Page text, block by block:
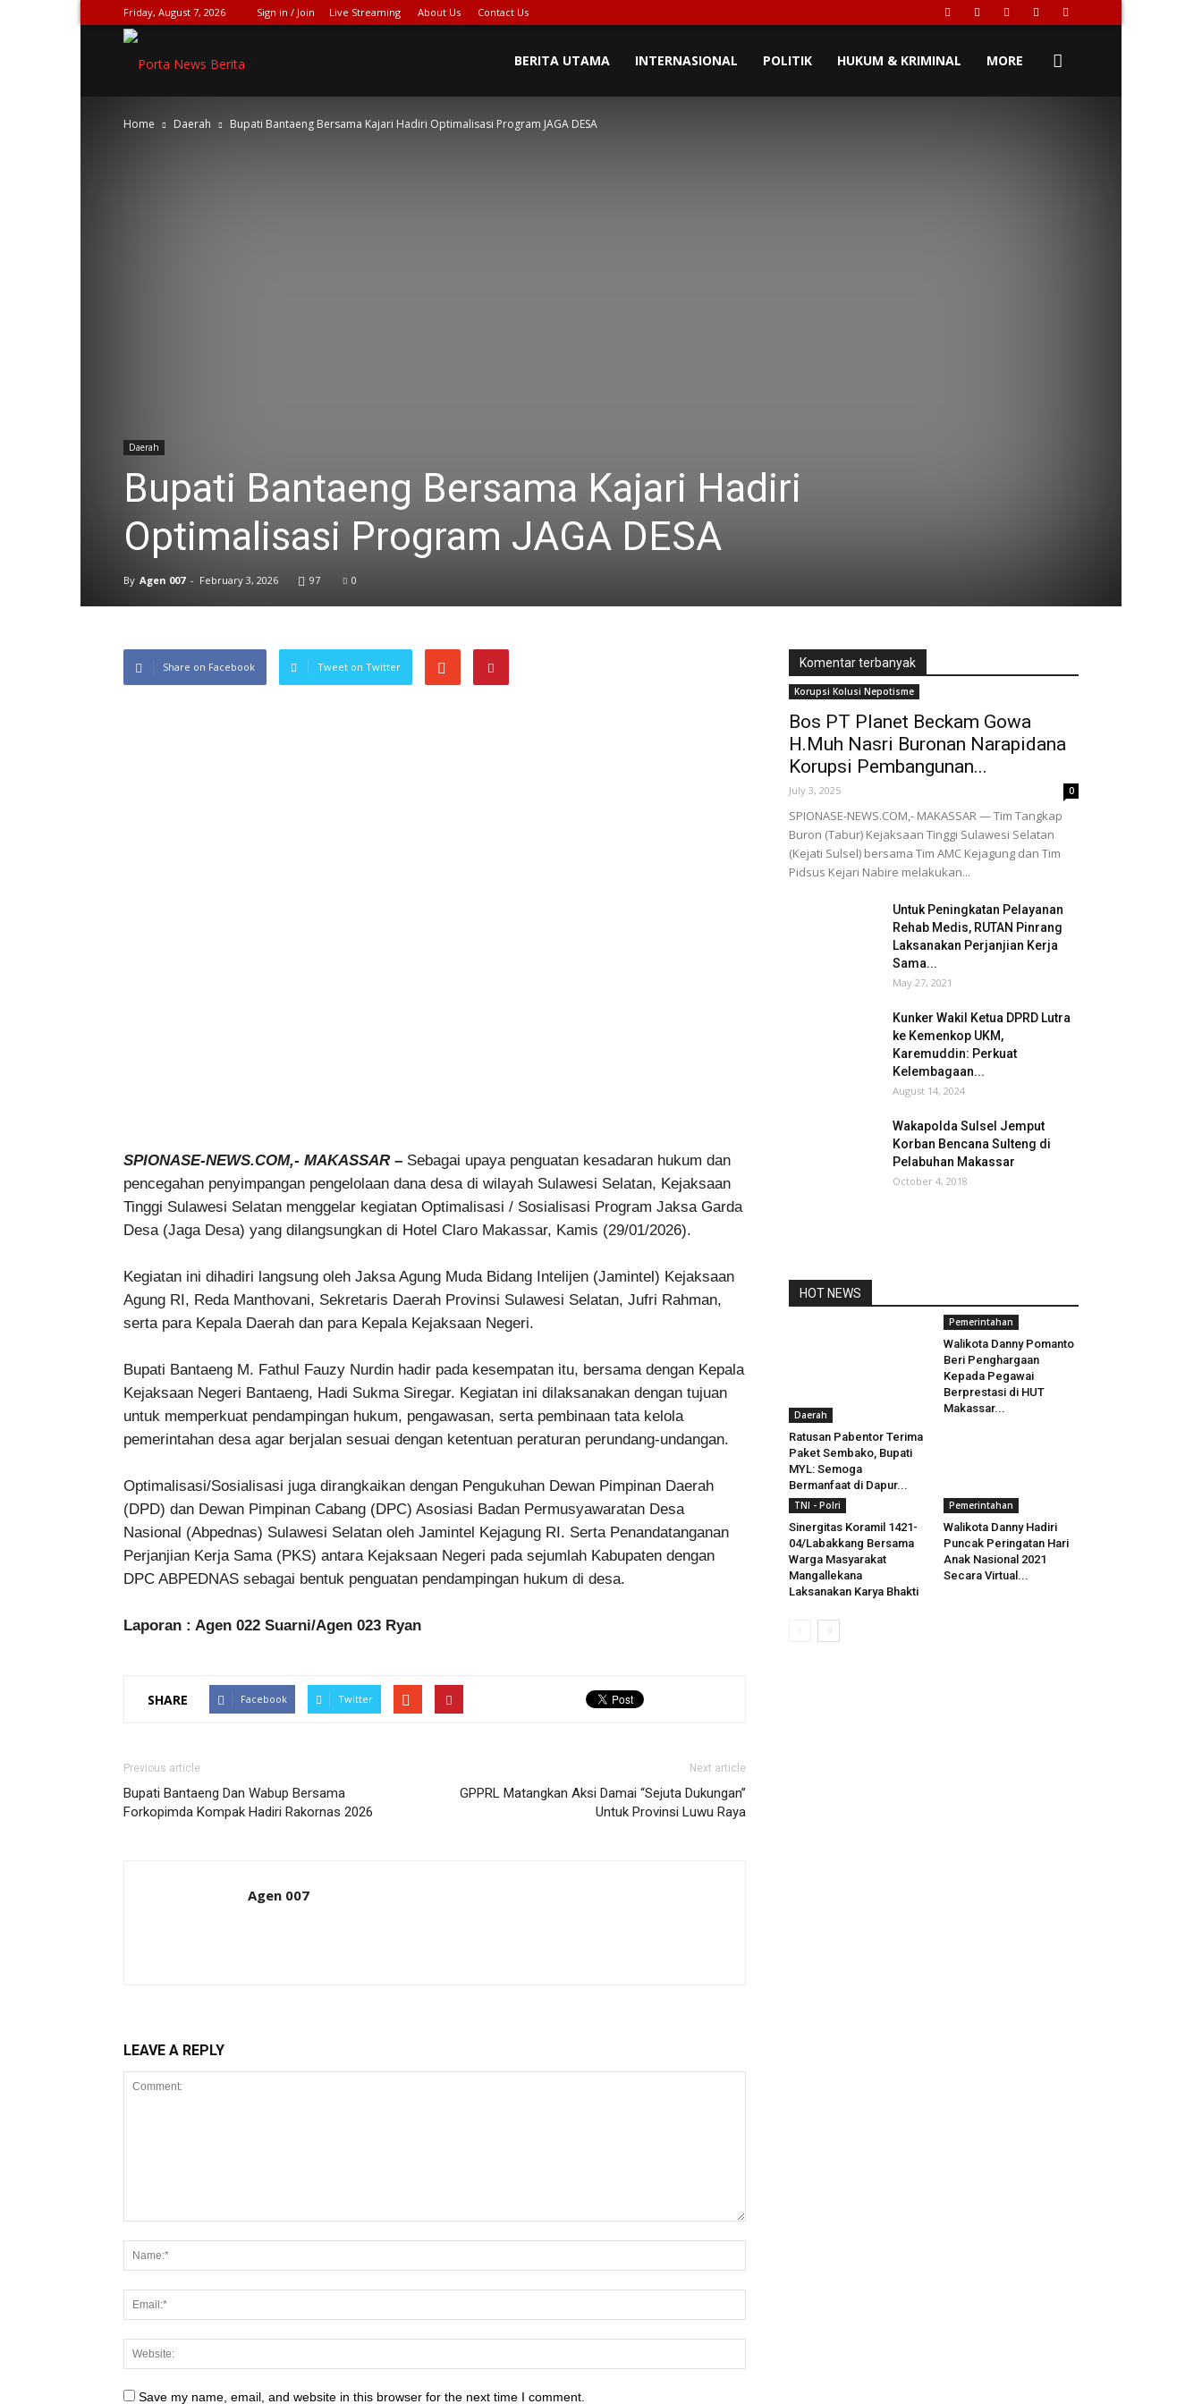
Friday, August 7, 2026 Sign in / Join Live Streaming About Us Contact Us
NEWS[DOT]COM
BERITA UTAMA INTERNASIONAL POLITIK HUKUM & KRIMINAL MORE
Home Daerah Bupati Bantaeng Bersama Kajari Hadiri Optimalisasi Program JAGA DESA
Daerah
Bupati Bantaeng Bersama Kajari Hadiri
Optimalisasi Program JAGA DESA
By Agen 007 - February 3, 2026 97 0
Share on Facebook Tweet on Twitter
SPIONASE-NEWS.COM,- MAKASSAR – Sebagai upaya penguatan kesadaran hukum dan
pencegahan penyimpangan pengelolaan dana desa di wilayah Sulawesi Selatan, Kejaksaan
Tinggi Sulawesi Selatan menggelar kegiatan Optimalisasi / Sosialisasi Program Jaksa Garda
Desa (Jaga Desa) yang dilangsungkan di Hotel Claro Makassar, Kamis (29/01/2026).
Kegiatan ini dihadiri langsung oleh Jaksa Agung Muda Bidang Intelijen (Jamintel) Kejaksaan
Agung RI, Reda Manthovani, Sekretaris Daerah Provinsi Sulawesi Selatan, Jufri Rahman,
serta para Kepala Daerah dan para Kepala Kejaksaan Negeri.
Bupati Bantaeng M. Fathul Fauzy Nurdin hadir pada kesempatan itu, bersama dengan Kepala
Kejaksaan Negeri Bantaeng, Hadi Sukma Siregar. Kegiatan ini dilaksanakan dengan tujuan
untuk memperkuat pendampingan hukum, pengawasan, serta pembinaan tata kelola
pemerintahan desa agar berjalan sesuai dengan ketentuan peraturan perundang-undangan.
Optimalisasi/Sosialisasi juga dirangkaikan dengan Pengukuhan Dewan Pimpinan Daerah
(DPD) dan Dewan Pimpinan Cabang (DPC) Asosiasi Badan Permusyawaratan Desa
Nasional (Abpednas) Sulawesi Selatan oleh Jamintel Kejagung RI. Serta Penandatanganan
Perjanjian Kerja Sama (PKS) antara Kejaksaan Negeri pada sejumlah Kabupaten dengan
DPC ABPEDNAS sebagai bentuk penguatan pendampingan hukum di desa.
Laporan : Agen 022 Suarni/Agen 023 Ryan
SHARE Facebook Twitter
Previous article
Bupati Bantaeng Dan Wabup Bersama
Forkopimda Kompak Hadiri Rakornas 2026
Next article
GPPRL Matangkan Aksi Damai “Sejuta Dukungan”
Untuk Provinsi Luwu Raya
Agen 007
LEAVE A REPLY
Save my name, email, and website in this browser for the next time I comment.
Komentar terbanyak
Korupsi Kolusi Nepotisme
Bos PT Planet Beckam Gowa
H.Muh Nasri Buronan Narapidana
Korupsi Pembangunan...
July 3, 2025 0
SPIONASE-NEWS.COM,- MAKASSAR — Tim Tangkap
Buron (Tabur) Kejaksaan Tinggi Sulawesi Selatan
(Kejati Sulsel) bersama Tim AMC Kejagung dan Tim
Pidsus Kejari Nabire melakukan...
Untuk Peningkatan Pelayanan
Rehab Medis, RUTAN Pinrang
Laksanakan Perjanjian Kerja
Sama...
May 27, 2021
Kunker Wakil Ketua DPRD Lutra
ke Kemenkop UKM,
Karemuddin: Perkuat
Kelembagaan...
August 14, 2024
Wakapolda Sulsel Jemput
Korban Bencana Sulteng di
Pelabuhan Makassar
October 4, 2018
HOT NEWS
Daerah
Ratusan Pabentor Terima
Paket Sembako, Bupati
MYL: Semoga
Bermanfaat di Dapur...
Pemerintahan
Walikota Danny Pomanto
Beri Penghargaan
Kepada Pegawai
Berprestasi di HUT
Makassar...
TNI - Polri
Sinergitas Koramil 1421-
04/Labakkang Bersama
Warga Masyarakat
Mangallekana
Laksanakan Karya Bhakti
Pemerintahan
Walikota Danny Hadiri
Puncak Peringatan Hari
Anak Nasional 2021
Secara Virtual...